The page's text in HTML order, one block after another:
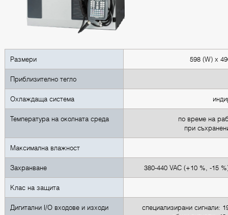
Размери 598 (W) x
Приблизително тегло
Охлаждаща система
Температура на околната среда
по време на
при
Максимална влажност
Захранване 380-440 VAC (+10 %, -15
Клас на защита
Дигитални I/O входове и изходи
специализирани сигнали: